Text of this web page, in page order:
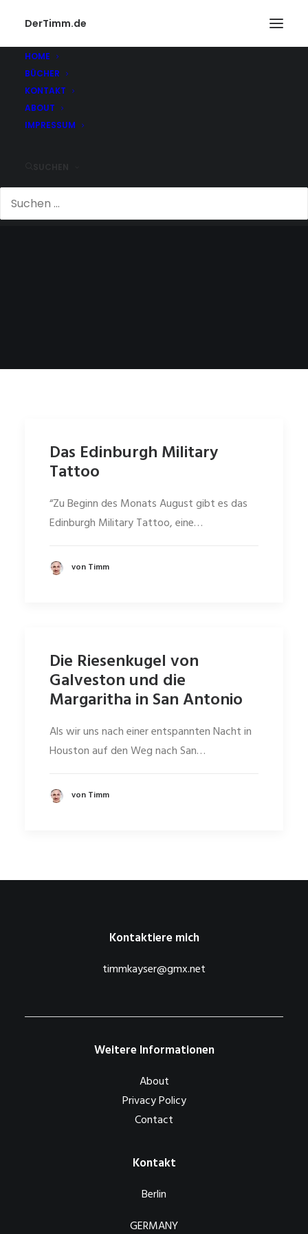
DerTimm.de
HOME
BÜCHER
KONTAKT
ABOUT
IMPRESSUM
Das Edinburgh Military
Tattoo
“Zu Beginn des Monats August gibt es das
Edinburgh Military Tattoo, eine…
von Timm
Die Riesenkugel von
Galveston und die
Margaritha in San Antonio
Als wir uns nach einer entspannten Nacht in
Houston auf den Weg nach San…
von Timm
Kontaktiere mich
timmkayser@gmx.net
Weitere Informationen
About
Privacy Policy
Contact
Kontakt
Berlin
GERMANY